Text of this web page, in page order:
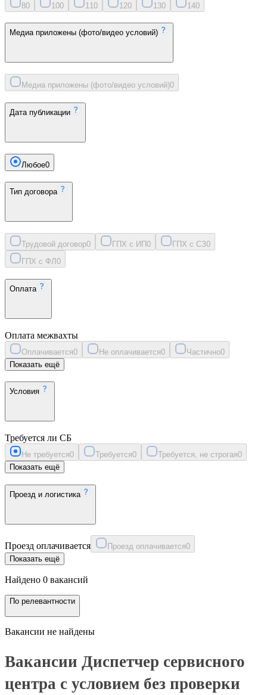
80 100 11 0 120 130 140
Медиа приложены (фото/видео условий)
Медиа приложены (фото/видео условий)0
Дата публикации
Любое0
Тип договора
Трудовой договор0 ГПХ с ИП0 ГПХ с СЗ0
ГПХ с ФЛ 0
Оплата
Оплата межвахты
Оплачивается0 Не оплачивается0 Частично0
Показать ещё
Условия
Требуется ли СБ
Не требуется0 Требуется0 Требуется, не строгая0
Показать ещё
Проезд и логистика
Проезд оплачивается Проезд оплачивается0
Показать ещё
Найдено 0 вакансий
По релевантности
Вакансии не найдены
Вакансии Диспетчер сервисного
центра с условием без проверки